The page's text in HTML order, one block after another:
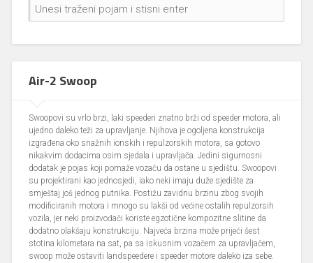
Air-2 Swoop
Swoopovi su vrlo brzi, laki speederi znatno brži od speeder motora, ali
ujedno daleko teži za upravljanje. Njihova je ogoljena konstrukcija
izgrađena oko snažnih ionskih i repulzorskih motora, sa gotovo
nikakvim dodacima osim sjedala i upravljača. Jedini sigurnosni
dodatak je pojas koji pomaže vozaču da ostane u sjedištu. Swoopovi
su projektirani kao jednosjedi, iako neki imaju duže sjedište za
smještaj još jednog putnika. Postižu zavidnu brzinu zbog svojih
modificiranih motora i mnogo su lakši od većine ostalih repulzorsih
vozila, jer neki proizvođači koriste egzotične kompozitne slitine da
dodatno olakšaju konstrukciju. Najveća brzina može prijeći šest
stotina kilometara na sat, pa sa iskusnim vozačem za upravljačem,
swoop može ostaviti landspeedere i speeder motore daleko iza sebe.